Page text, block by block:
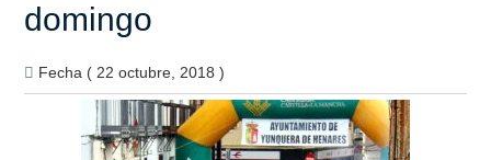
domingo
Fecha ( 22 octubre, 2018 )